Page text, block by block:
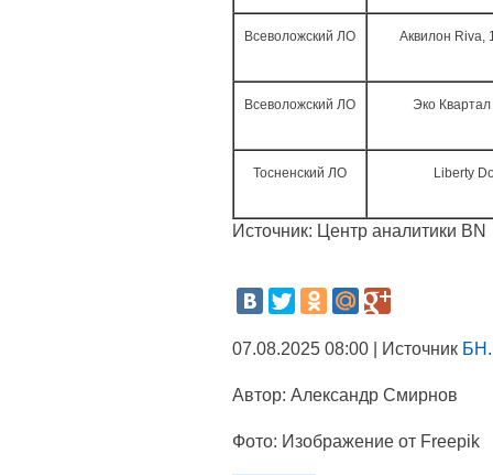
Всеволожский ЛО Аквилон Riva,
Всеволожский ЛО Эко
Тосненский ЛО Liberty
Источник: Центр аналитики BN
07.08.2025 08:00 | Источник
Автор: Александр Смирнов
Фото: Изображение от Freepik